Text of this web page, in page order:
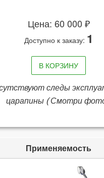
Цена: 60 000 ₽
Доступно к заказу: 1
В КОРЗИНУ
следы
царапины ( Смотри
Применяемость